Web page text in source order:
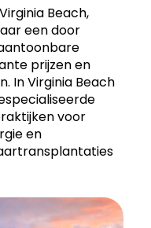
Beach,
een door
prijzen en
In Virginia Beach
voor
en